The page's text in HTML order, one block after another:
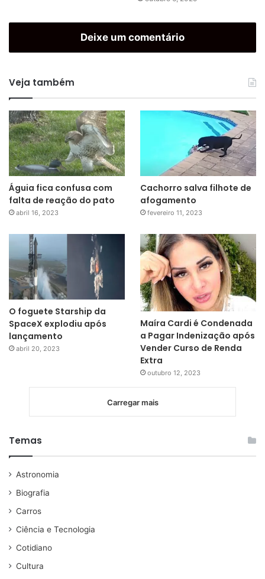
Deixe um comentário
Veja também
Águia fica confusa com
falta de reação do pato
abril 16, 2023
Cachorro salva filhote de
afogamento
fevereiro 11, 2023
O foguete Starship da
SpaceX explodiu após
lançamento
abril 20, 2023
Maíra Cardi é Condenada
a Pagar Indenização após
Vender Curso de Renda
Extra
outubro 12, 2023
Carregar mais
Temas
Astronomia
Biografia
Carros
Ciência e Tecnologia
Cotidiano
Cultura